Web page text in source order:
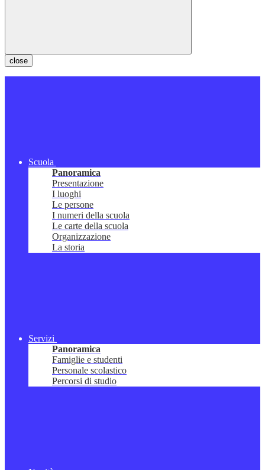
close
Scuola
Panoramica
Presentazione
I luoghi
Le persone
I numeri della scuola
Le carte della scuola
Organizzazione
La storia
Servizi
Panoramica
Famiglie e studenti
Personale scolastico
Percorsi di studio